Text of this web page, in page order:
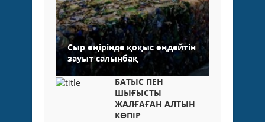
Сыр өңірінде қоқыс өңдейтін
зауыт салынбақ
БАТЫС ПЕН
ШЫҒЫСТЫ
ЖАЛҒАҒАН АЛТЫН
КӨПІР